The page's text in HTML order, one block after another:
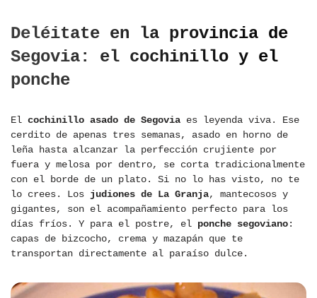
Deléitate en la provincia de
Segovia: el cochinillo y el
ponche
El cochinillo asado de Segovia es leyenda viva. Ese
cerdito de apenas tres semanas, asado en horno de
leña hasta alcanzar la perfección crujiente por
fuera y melosa por dentro, se corta tradicionalmente
con el borde de un plato. Si no lo has visto, no te
lo crees. Los judiones de La Granja, mantecosos y
gigantes, son el acompañamiento perfecto para los
días fríos. Y para el postre, el ponche segoviano:
capas de bizcocho, crema y mazapán que te
transportan directamente al paraíso dulce.